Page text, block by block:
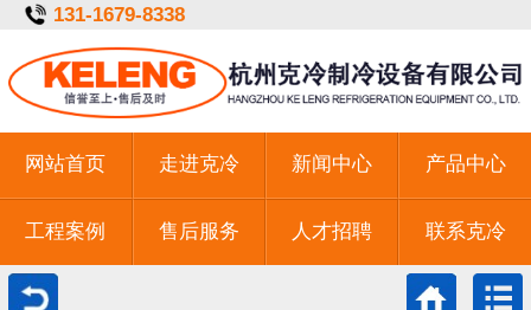
131-1679-8338
网站首页 走进克冷 新闻中心 产品中心
工程案例 售后服务 人才招聘 联系克冷
一键拨号